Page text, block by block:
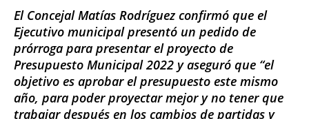
El Concejal Matías Rodríguez confirmó que el
Ejecutivo municipal presentó un pedido de
prórroga para presentar el proyecto de
Presupuesto Municipal 2022 y aseguró que “el
objetivo es aprobar el presupuesto este mismo
año, para poder proyectar mejor y no tener que
trabajar después en los cambios de partidas y